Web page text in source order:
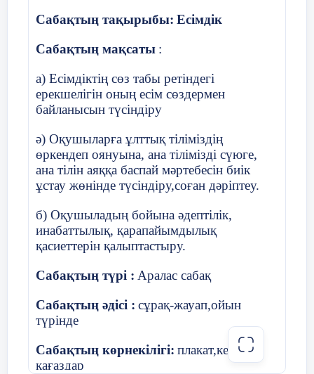
3 минут
2 минут
факторлар әсер етеді деп
-Адам өмірін сақтау мәселесі мен
табиғат арасында қандай
Оқушылардың жауабы
тыңдалып, жаңа сабақпен
байланыстырылады.
1-тапсырма.Жұптық жұмыс.
«Ойлан, жұптас, бөліс» әдісі.
беріледіӨз жұбымен графикалық
- Мәтін бойынша ой тұжырым
Сабақтың тақырыбы: Есімдік
Сабақтың мақсаты :
а) Есімдіктің сөз табы ретіндегі
ерекшелігін оның есім сөздермен
байланысын түсіндіру
ә) Оқушыларға ұлттық тіліміздің
өркендеп оянуына, ана тілімізді сүюге,
ана тілін аяққа баспай мәртебесін биік
ұстау жөнінде түсіндіру,соған дәріптеу.
б) Оқушыладың бойына әдептілік,
инабаттылық, қарапайымдылық
қасиеттерін қалыптастыру.
Сабақтың түрі : Аралас сабақ
Сабақтың әдісі : сұрақ-жауап,ойын
түрінде
Сабақтың көрнекілігі: плакат,кеспе
қағаздар